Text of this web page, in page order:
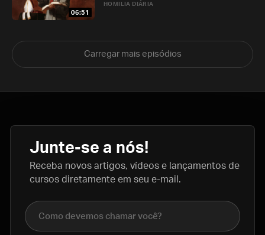
06:51
HOMILIA DIÁRIA
Carregar mais episódios
Junte-se a nós!
Receba novos artigos, vídeos e lançamentos de
cursos diretamente em seu e-mail.
Nome completo